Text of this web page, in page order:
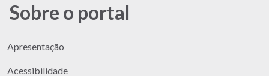
Sobre o portal
Apresentação
Acessibilidade